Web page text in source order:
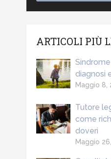
ARTICOLI PIÙ
diagnosi
Maggio 8,
Tutore
come
doveri
Maggio